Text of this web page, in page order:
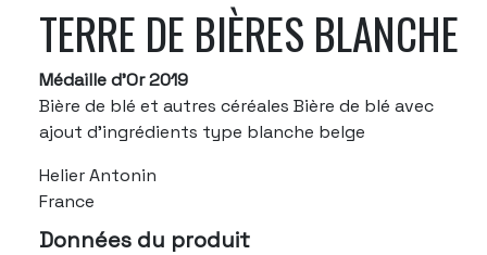
TERRE DE BIÈRES BLANCHE
Médaille d'Or 2019
Bière de blé et autres céréales Bière de blé avec
ajout d'ingrédients type blanche belge
Helier Antonin
France
Données du produit